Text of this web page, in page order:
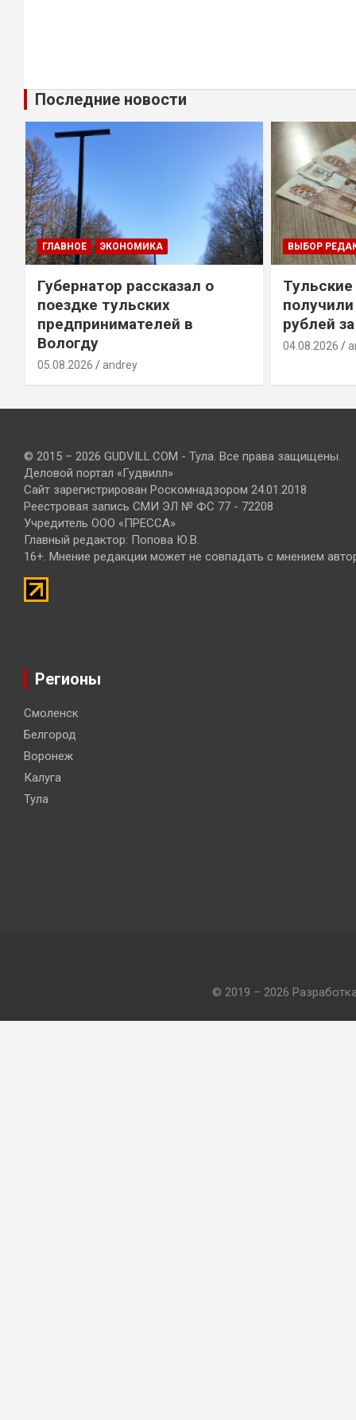
Последние новости
ГЛАВНОЕ ЭКОНОМИКА
Губернатор рассказал о
поездке тульских
предпринимателей в
Вологду
05.08.2026 andrey
ВЫБОР
рублей
04.08.2026
© 2015 – 2026 GUDVILL.COM - Тула. Все права защищены.
Деловой портал «Гудвилл»
Сайт зарегистрирован Роскомнадзором 24.01.2018
Реестровая запись СМИ ЭЛ № ФС 77 - 72208
Учредитель ООО «ПРЕССА»
Главный редактор: Попова Ю.В.
16+. Мнение редакции может не совпадать с мнением
Регионы
Смоленск
Белгород
Воронеж
Калуга
Тула
© 2019 – 2026